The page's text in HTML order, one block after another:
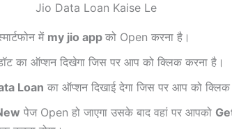
Jio Data Loan Kaise Le
में my jio app को Open करना है।
का ऑप्शन दिखेगा जिस पर आप को क्लिक करना है।
Loan का ऑप्शन दिखाई देगा जिस पर आप को क्लिक
पेज Open हो जाएगा उसके बाद वहां पर आपको